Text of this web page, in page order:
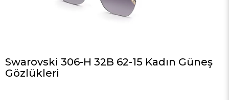
Swarovski 306-H 32B 62-15 Kadın Güneş
Gözlükleri